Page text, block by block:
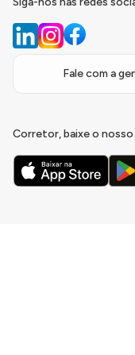
Fale com a
Corretor, baixe o nosso